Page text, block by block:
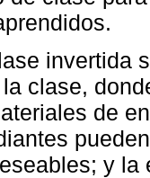
invertida
clase,
de
y